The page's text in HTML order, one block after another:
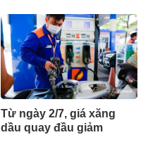
Từ ngày 2/7, giá xăng
dầu quay đầu giảm